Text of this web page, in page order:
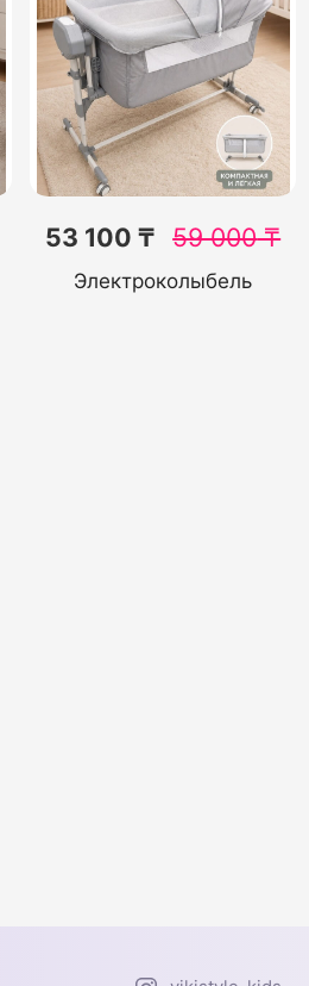
53 100 ₸ 59 000₸
Электроколыбель